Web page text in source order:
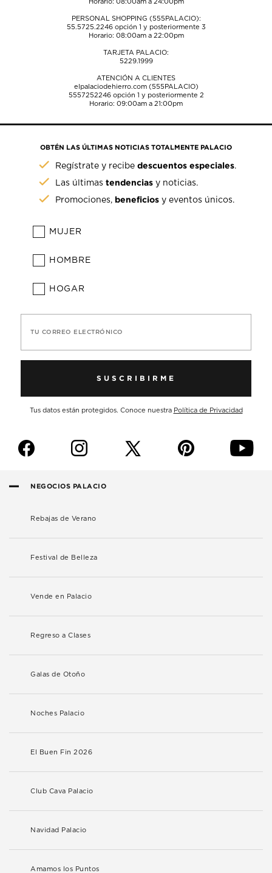
Horario: 08:00am a 24:00pm
PERSONAL SHOPPING (555PALACIO):
55.5725.2246opción 1 y posteriormente 3
Horario: 08:00am a 22:00pm
TARJETA PALACIO:
5229.1999
ATENCIÓN A CLIENTES
elpalaciodehierro.com (555PALACIO)
5557252246opción 1 y posteriormente 2
Horario: 09:00am a 21:00pm
OBTÉN LAS ÚLTIMAS NOTICIAS TOTALMENTE PALACIO
Regístrate y recibedescuentos especiales.
Las últimastendencias y noticias.
Promociones, beneficios y eventos únicos.
MUJER
HOMBRE
HOGAR
TU CORREO ELECTRÓNICO
SUSCRIBIRME
Tus datos están protegidos. Conoce nuestra Política de Privacidad
f i p y
NEGOCIOS PALACIO
Rebajas de Verano
Festival de Belleza
Vende en Palacio
Regreso a Clases
Galas de Otoño
Noches Palacio
El Buen Fin 2026
Club Cava Palacio
Navidad Palacio
Amamos los Puntos